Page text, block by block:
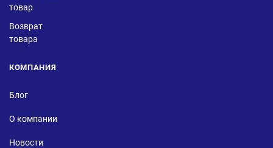
товар
Возврат
товара
КОМПАНИЯ
Блог
О компании
Новости